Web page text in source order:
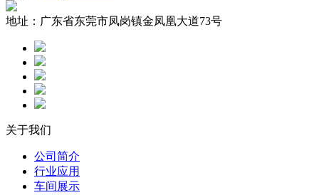
地址： 广东省东莞市凤岗镇金凤凰大道73号
关于我们
公司简介
行业应用
车间展示